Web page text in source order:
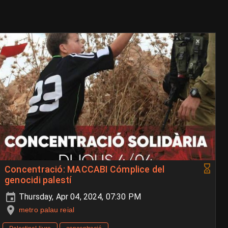
Concentració: MACCABI Cómplice del
genocidi palestí
Thursday, Apr 04, 2024, 07:30 PM
metro palau reial